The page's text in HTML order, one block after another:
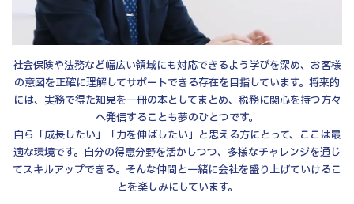
社会保険や法務など幅広い領域にも対応できるよう学びを深め、お客様
の意図を正確に理解してサポートできる存在を目指しています。将来的
には、実務で得た知見を一冊の本としてまとめ、税務に関心を持つ方々
へ発信することも夢のひとつです。
自ら「成長したい」「力を伸ばしたい」と思える方にとって、ここは最
適な環境です。自分の得意分野を活かしつつ、多様なチャレンジを通じ
てスキルアップできる。そんな仲間と一緒に会社を盛り上げていけるこ
とを楽しみにしています。